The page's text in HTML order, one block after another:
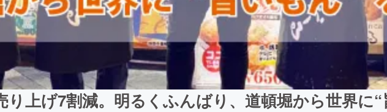
り上げ7割減。明るくふんばり、道頓堀から世界に“